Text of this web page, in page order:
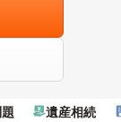
遺産相続